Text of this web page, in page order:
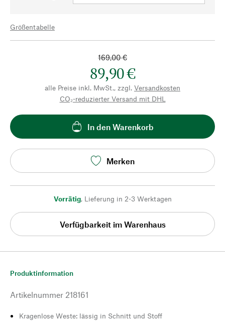
Größentabelle
169,00 €
89,90 €
alle Preise inkl. MwSt., zzgl. Versandkosten
CO₂-reduzierter Versand mit DHL
In den Warenkorb
Merken
Vorrätig, Lieferung in 2-3 Werktagen
Verfügbarkeit im Warenhaus
Produktinformation
Artikelnummer 218161
Kragenlose Weste: lässig in Schnitt und Stoff